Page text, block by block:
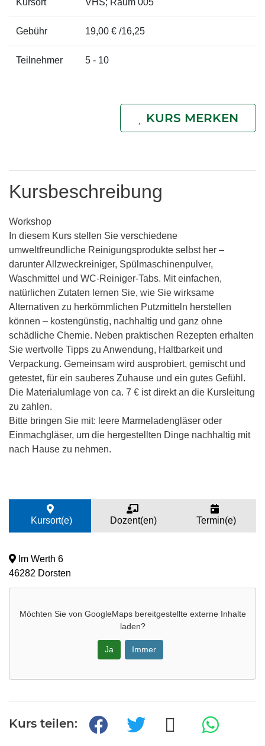
Kursort VHS; Raum 005
Gebühr 19,00 € /16,25
Teilnehmer 5 - 10
KURS MERKEN
Kursbeschreibung
Workshop
In diesem Kurs stellen Sie verschiedene
umweltfreundliche Reinigungsprodukte selbst her –
darunter Allzweckreiniger, Spülmaschinenpulver,
Waschmittel und WC-Reiniger-Tabs. Mit einfachen,
natürlichen Zutaten lernen Sie, wie Sie wirksame
Alternativen zu herkömmlichen Putzmitteln herstellen
können – kostengünstig, nachhaltig und ganz ohne
schädliche Chemie. Neben praktischen Rezepten erhalten
Sie wertvolle Tipps zu Anwendung, Haltbarkeit und
Verpackung. Gemeinsam wird ausprobiert, gemischt und
getestet, für ein sauberes Zuhause und ein gutes Gefühl.
Die Materialumlage von ca. 7 € ist direkt an die Kursleitung
zu zahlen.
Bitte bringen Sie mit: leere Marmeladengläser oder
Einmachgläser, um die hergestellten Dinge nachhaltig mit
nach Hause zu nehmen.
Kursort(e) Dozent(en) Termin(e)
Im Werth 6
46282 Dorsten
Möchten Sie von GoogleMapsbereitgestellte externe Inhalte
laden?
Ja Immer
Kurs teilen: